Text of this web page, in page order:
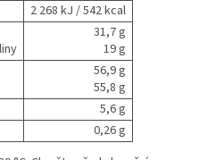
2 268 kJ / 542 kcal
31,7 g
19 g
56,9 g
55,8 g
5,6 g
0,26 g